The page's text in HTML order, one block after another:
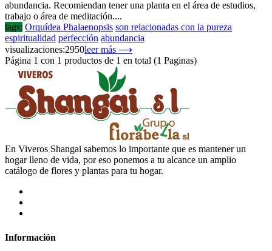
abundancia. Recomiendan tener una planta en el área de estudios,
trabajo o área de meditación....
tags: Orquídea Phalaenopsis son relacionadas con la pureza
espiritualidad perfección abundancia
visualizaciones:2950leer más ⟶
Página 1 con 1 productos de 1 en total (1 Paginas)
En Viveros Shangai sabemos lo importante que es mantener un
hogar lleno de vida, por eso ponemos a tu alcance un amplio
catálogo de flores y plantas para tu hogar.
Información